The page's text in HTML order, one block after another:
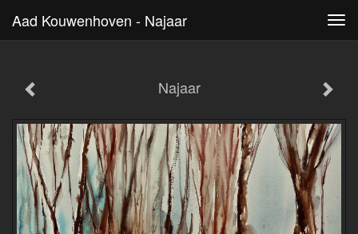
Aad Kouwenhoven - Najaar
Najaar